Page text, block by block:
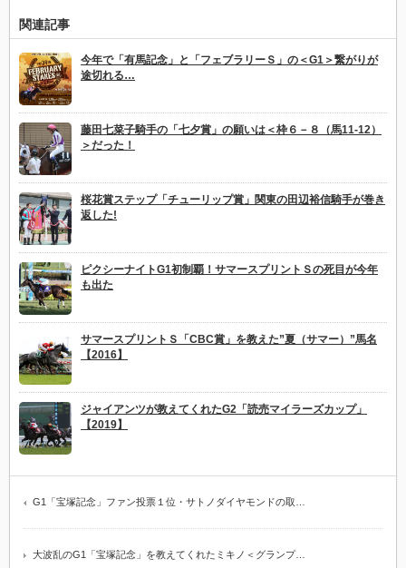
関連記事
今年で「有馬記念」と「フェブラリーＳ」の＜G1＞繋がりが
途切れる…
藤田七菜子騎手の「七夕賞」の願いは＜枠６－８（馬11-12）
＞だった！
桜花賞ステップ「チューリップ賞」関東の田辺裕信騎手が巻き
返した!
ピクシーナイトG1初制覇！サマースプリントＳの死目が今年
も出た
サマースプリントＳ「CBC賞」を教えた”夏（サマー）”馬名
【2016】
ジャイアンツが教えてくれたG2「読売マイラーズカップ」
【2019】
G1「宝塚記念」ファン投票１位・サトノダイヤモンドの取…
大波乱のG1「宝塚記念」を教えてくれたミキノ＜グランプ…